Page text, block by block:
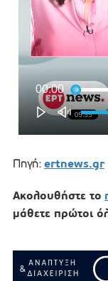
Πηγή: ertnews.gr
Ακολουθήστε το
μάθετε πρώτοι